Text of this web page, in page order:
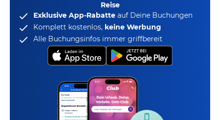
Reise
Exklusive App-Rabatte auf Deine Buchungen
Komplett kostenlos, keine Werbung
Alle Buchungsinfos immer griffbereit